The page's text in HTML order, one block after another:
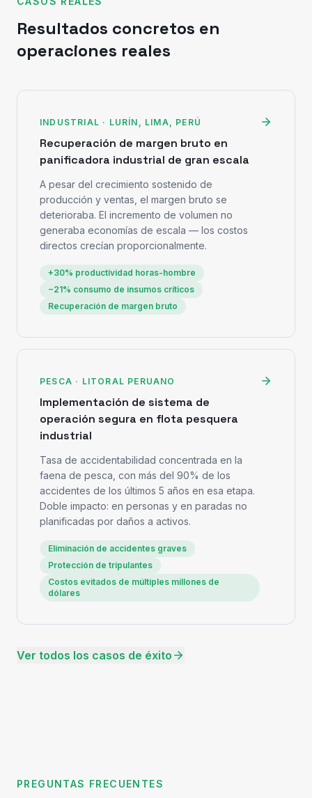
Resultados concretos en
operaciones reales
INDUSTRIAL · LURÍN, LIMA, PERÚ
Recuperación de margen bruto en
panificadora industrial de gran escala
A pesar del crecimiento sostenido de
producción y ventas, el margen bruto se
deterioraba. El incremento de volumen no
generaba economías de escala — los costos
directos crecían proporcionalmente.
+30% productividad horas-hombre
−21% consumo de insumos críticos
Recuperación de margen bruto
PESCA · LITORAL PERUANO
Implementación de sistema de
operación segura en flota pesquera
industrial
Tasa de accidentabilidad concentrada en la
faena de pesca, con más del 90% de los
accidentes de los últimos 5 años en esa etapa.
Doble impacto: en personas y en paradas no
planificadas por daños a activos.
Eliminación de accidentes graves
Protección de tripulantes
Costos evitados de múltiples millones de
dólares
Ver todos los casos de éxito
PREGUNTAS FRECUENTES